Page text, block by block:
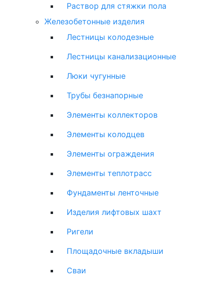
Раствор для стяжки пола
Железобетонные изделия
Лестницы колодезные
Лестницы канализационные
Люки чугунные
Трубы безнапорные
Элементы коллекторов
Элементы колодцев
Элементы ограждения
Элементы теплотрасс
Фундаменты ленточные
Изделия лифтовых шахт
Ригели
Площадочные вкладыши
Сваи